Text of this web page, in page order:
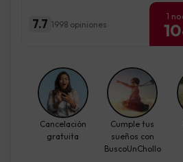
7.7 1998 opiniones
1
Cancelación
gratuita
Cumple tus
sueños con
BuscoUnChollo